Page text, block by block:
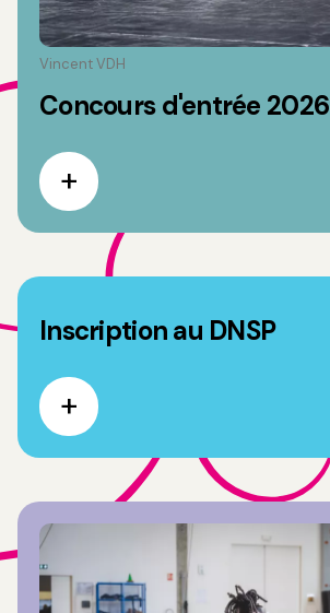
Vincent VDH
Concours d'entrée 2026
Inscription au DNSP